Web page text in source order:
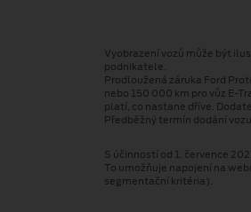
Vyobrazení vozů může být
podnikatele.
Prodloužená záruka Ford
nebo 150 000 km pro vůz E-
platí, co nastane dříve.
Předběžný termín dodání
S účinností od 1. července
To umožňuje napojení na
segmentační kritéria).